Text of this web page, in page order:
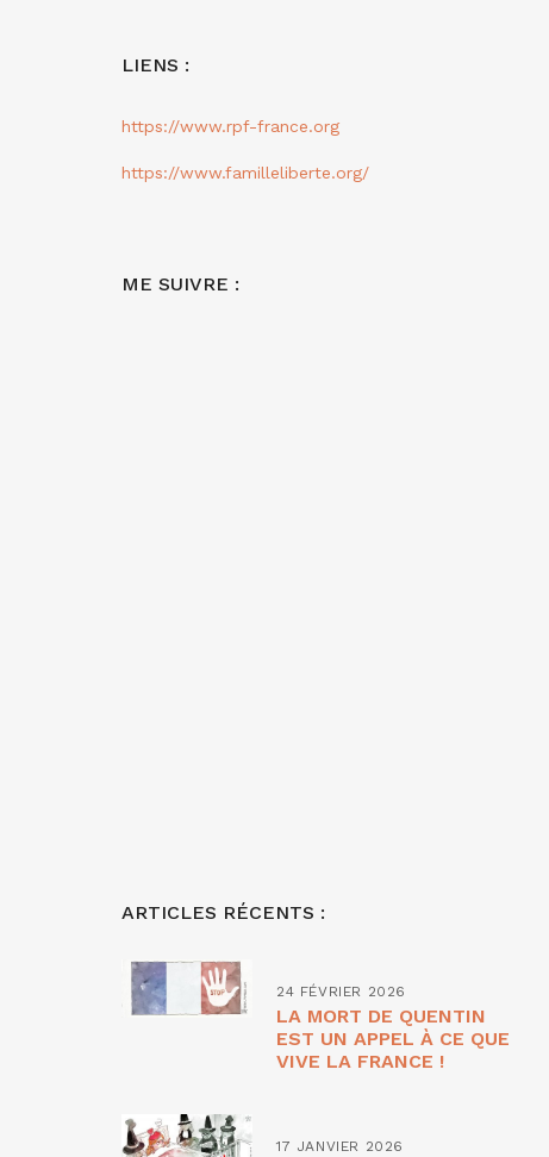
LIENS :
https://www.rpf-france.org
https://www.familleliberte.org/
ME SUIVRE :
ARTICLES RÉCENTS :
24 FÉVRIER 2026
LA MORT DE QUENTIN
EST UN APPEL À CE QUE
VIVE LA FRANCE !
17 JANVIER 2026